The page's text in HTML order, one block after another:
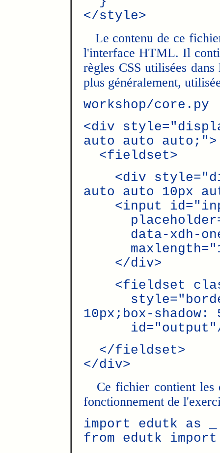
</style>
Le contenu de ce
l'interface HTML. Il
règles CSS utilisées
plus généralement,
workshop/core.py
<div
auto auto auto;">
<fieldset>
<div
auto auto 10px
<input
data-xdh-
</div>
<fieldset
10px;box-
</fieldset>
</div>
Ce fichier contient les
fonctionnement de
import edutk as _
from edutk import